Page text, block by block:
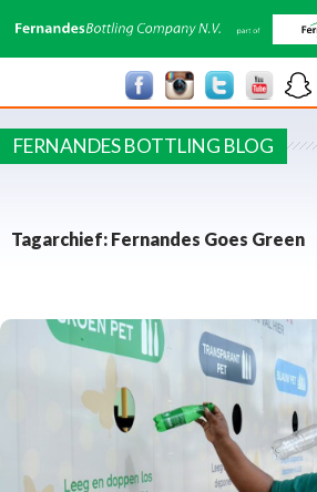
FERNANDES BOTTLING BLOG
Tagarchief: Fernandes Goes Green